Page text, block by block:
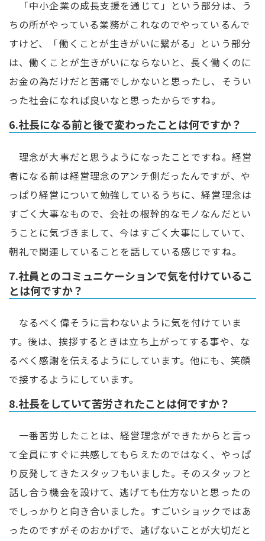
「中小企業の成長支援を通じて」という部分は、う
ちの所がやっている業務がこれなのでやっているんで
すけど、「働くことが生きがいに繋がる」という部分
は、働くことが生きがいにならないと、長く働くのに
お金の為だけだと苦痛でしかないと思ったし、そうい
った社会になれば良いなと思ったからですね。
6.社長になる前と後で変わったことは何ですか？
理念が大事だと思うようになったことですね。経営
者になる前は経営理念のアンチ側だったんですが、や
っぱり経営について勉強しているうちに、経営理念は
すごく大事なもので、会社の根幹的なモノなんだとい
うことに気づきまして、今はすごく大事にしていて、
朝礼で関連していることを話している感じですね。
7.社員とのコミュニケーションで気を付けているこ
とは何ですか？
なるべく偉そうに言わないように気を付けていま
す。後は、挨拶するときは立ち上がってする事や、な
るべく感謝を伝えるようにしています。他にも、笑顔
で接するようにしています。
8.社長をしていて苦労されたことは何ですか？
一番苦労したことは、経営理念ができたからと言っ
て全員にすぐに共感してもらえたのではなく、やっぱ
り反発してきたスタッフもいました。そのスタッフと
話し合う機会を設けて、逃げても仕方ないと思ったの
でしっかりと向き合いました。すごいショックではあ
ったのですがそのおかげで、逃げないことが大切だと